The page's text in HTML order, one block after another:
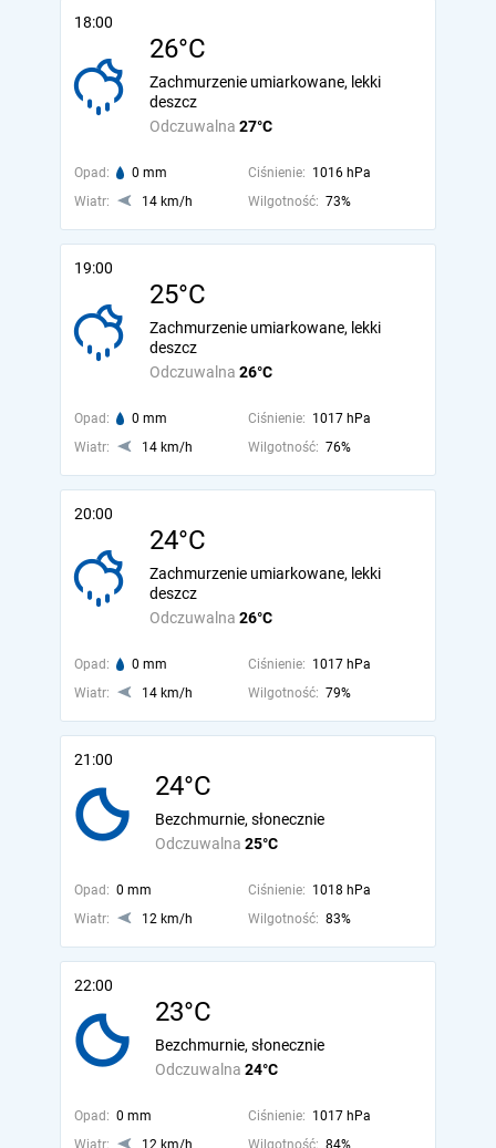
18:00
26°C
Odczuwalna 27°C
Zachmurzenie umiarkowane, lekki
deszcz
Opad: 0 mm Ciśnienie: 1016 hPa
Wiatr:
14 km/h Wilgotność: 73%
19:00
25°C
Odczuwalna 26°C
Zachmurzenie umiarkowane, lekki
deszcz
Opad: 0 mm Ciśnienie: 1017 hPa
Wiatr:
14 km/h Wilgotność: 76%
20:00
24°C
Odczuwalna 26°C
Zachmurzenie umiarkowane, lekki
deszcz
Opad: 0 mm Ciśnienie: 1017 hPa
Wiatr:
14 km/h Wilgotność: 79%
21:00
24°C
Odczuwalna 25°C
Bezchmurnie, słonecznie
Opad: 0 mm Ciśnienie: 1018 hPa
Wiatr:
12 km/h Wilgotność: 83%
22:00
23°C
Odczuwalna 24°C
Bezchmurnie, słonecznie
Opad: 0 mm Ciśnienie: 1017 hPa
Wiatr:
12 km/h Wilgotność: 84%